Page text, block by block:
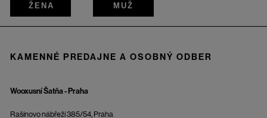
ŽENA MUŽ
KAMENNÉ PREDAJNE A OSOBNÝ ODBER
Wooxusní Šatňa - Praha
Rašínovo nábřeží 385/54, Praha